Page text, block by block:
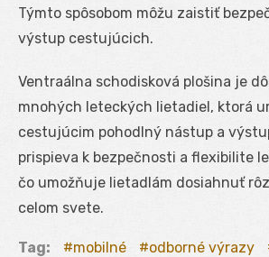
Týmto spôsobom môžu zaistiť
výstup cestujúcich.
Ventraálna schodisková plošina je
mnohých leteckých lietadiel, ktorá
cestujúcim pohodlný nástup a
prispieva k bezpečnosti a flexibilite
čo umožňuje lietadlám dosiahnuť
celom svete.
Tag: mobilné odborné výrazy